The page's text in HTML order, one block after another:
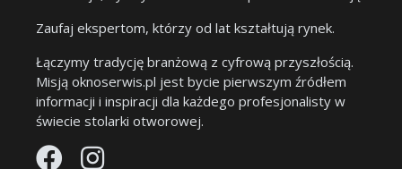
Zaufaj ekspertom, którzy od lat kształtują rynek.
Łączymy tradycję branżową z cyfrową przyszłością.
Misją oknoserwis.pl jest bycie pierwszym źródłem
informacji i inspiracji dla każdego profesjonalisty w
świecie stolarki otworowej.